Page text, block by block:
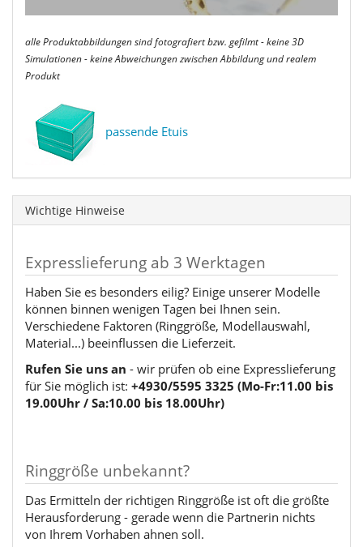
alle Produktabbildungen sind fotografiert bzw. gefilmt - keine 3D
Simulationen - keine Abweichungen zwischen Abbildung und realem
Produkt
passende Etuis
Wichtige Hinweise
Expresslieferung ab 3 Werktagen
Haben Sie es besonders eilig? Einige unserer Modelle
können binnen wenigen Tagen bei Ihnen sein.
Verschiedene Faktoren (Ringgröße, Modellauswahl,
Material...) beeinflussen die Lieferzeit.
Rufen Sie uns an - wir prüfen ob eine Expresslieferung
für Sie möglich ist: +4930/5595 3325 (Mo-Fr:11.00 bis
19.00Uhr / Sa:10.00 bis 18.00Uhr)
Ringgröße unbekannt?
Das Ermitteln der richtigen Ringgröße ist oft die größte
Herausforderung - gerade wenn die Partnerin nichts
von Ihrem Vorhaben ahnen soll.